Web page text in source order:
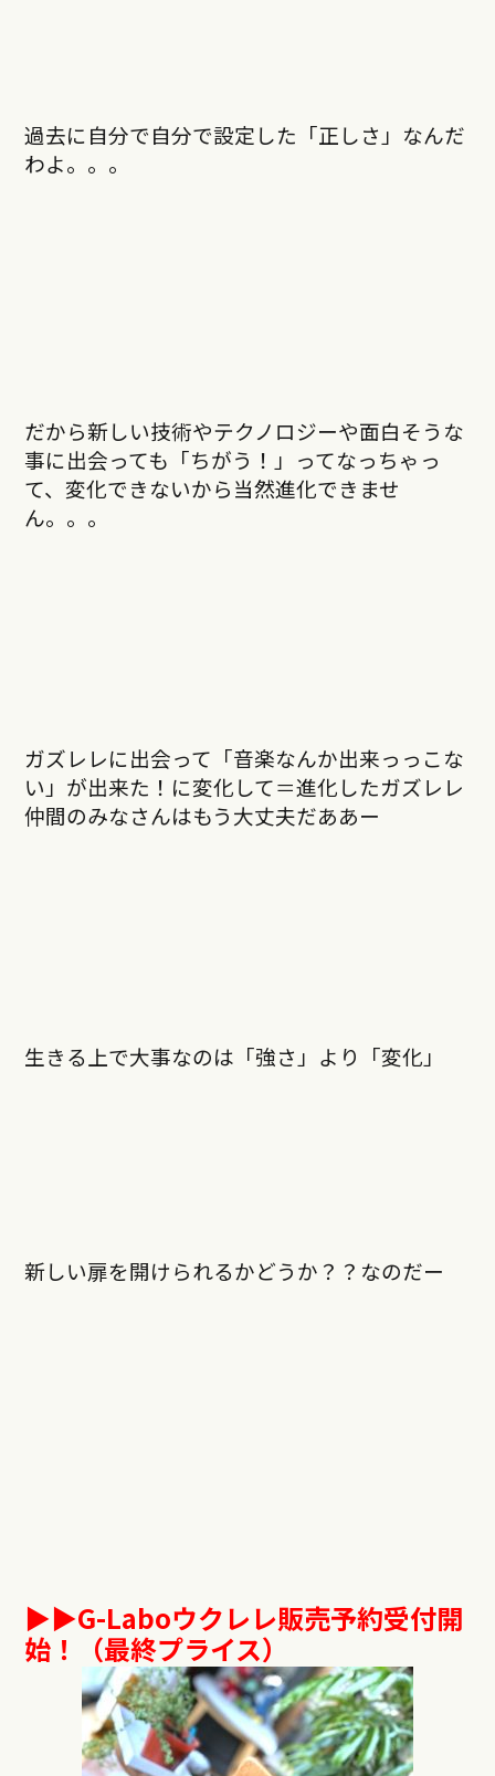
過去に自分で自分で設定した「正しさ」なんだ
わよ。。。
だから新しい技術やテクノロジーや面白そうな
事に出会っても「ちがう！」ってなっちゃっ
て、変化できないから当然進化できませ
ん。。。
ガズレレに出会って「音楽なんか出来っっこな
い」が出来た！に変化して＝進化したガズレレ
仲間のみなさんはもう大丈夫だああー
生きる上で大事なのは「強さ」より「変化」
新しい扉を開けられるかどうか？？なのだー
▶︎▶︎G-Laboウクレレ販売予約受付開
始！（最終プライス）